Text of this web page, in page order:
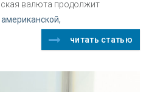
валюта продолжит
читать статью